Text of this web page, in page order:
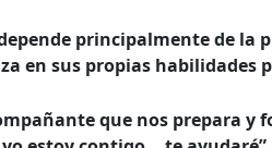
principalmente de la
en sus propias habilidades
que nos prepara y